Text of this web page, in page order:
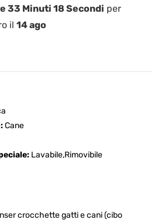
33 Minuti 17 Secondiper
il 14 ago
Cane
Lavabile,Rimovibile
crocchette gatti e cani (cibo